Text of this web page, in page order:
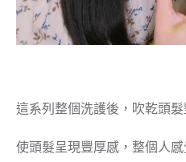
這系列整個洗護後，吹乾頭
使頭髮呈現豐厚感，整個人